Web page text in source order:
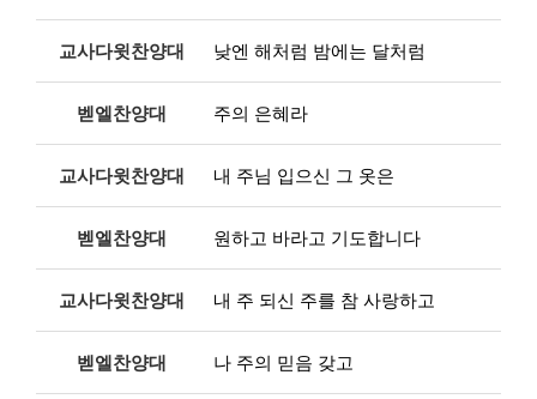
교사다윗찬양대 낮엔 해처럼 밤에는 달처럼
벧엘찬양대 주의 은혜라
교사다윗찬양대 내 주님 입으신 그 옷은
벧엘찬양대 원하고 바라고 기도합니다
교사다윗찬양대 내 주 되신 주를 참 사랑하고
벧엘찬양대 나 주의 믿음 갖고